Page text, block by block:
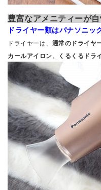
豊富なアメニティーが自
ドライヤー類はパナソニ
ドライヤーは、 通常のドライヤ
カールアイロン、くるくるドラ